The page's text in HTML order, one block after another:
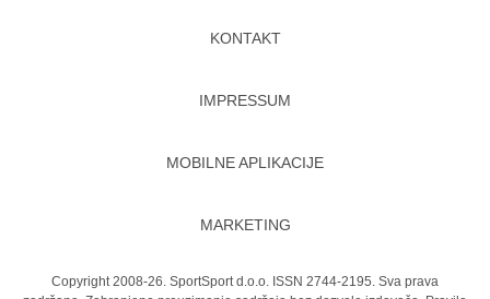
KONTAKT
IMPRESSUM
MOBILNE APLIKACIJE
MARKETING
Copyright 2008-26. SportSport d.o.o. ISSN 2744-2195. Sva prava